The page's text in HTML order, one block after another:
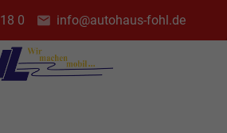
0 info@autohaus-fohl.de